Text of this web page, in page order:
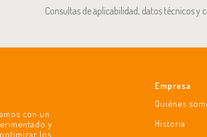
Consultas de aplicabilidad, datos técnicos y
con un
y
los
Empresa
Quiénes
Historia